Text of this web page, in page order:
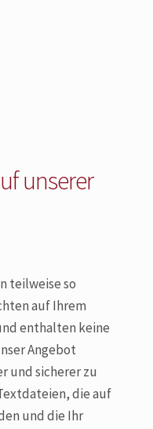
unserer
teilweise so
auf Ihrem
enthalten keine
Angebot
und sicherer zu
die auf
und die Ihr